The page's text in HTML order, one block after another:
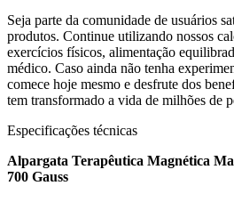
Seja parte da comunidade de usuários
produtos. Continue utilizando nossos
exercícios físicos, alimentação
médico. Caso ainda não tenha
comece hoje mesmo e desfrute dos
tem transformado a vida de milhões de
Especificações técnicas
Alpargata Terapêutica Magnética
700 Gauss